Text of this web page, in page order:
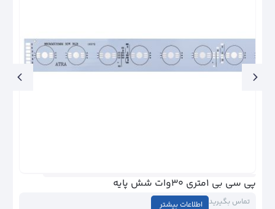
پی سی بی ۱متری ۱۸وات شش پایه